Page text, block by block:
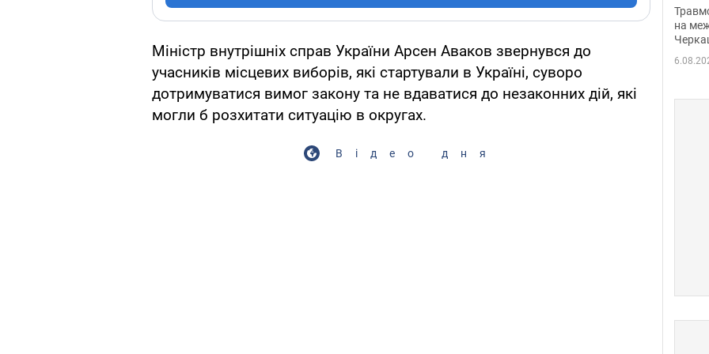
Міністр внутрішніх справ України Арсен Аваков звернувся до
учасників місцевих виборів, які стартували в Україні, суворо
дотримуватися вимог закону та не вдаватися до незаконних дій, які
могли б розхитати ситуацію в округах.
Відео дня
Фото
на